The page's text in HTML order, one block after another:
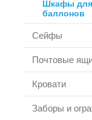
Шкафы для
баллонов
Сейфы
Почтовые
Кровати
Заборы и